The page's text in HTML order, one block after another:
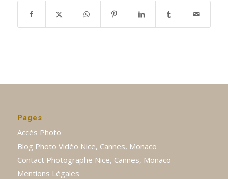
Pages
Accès Photo
Blog Photo Vidéo Nice, Cannes, Monaco
Contact Photographe Nice, Cannes, Monaco
Mentions Légales